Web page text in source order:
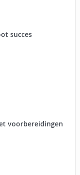
succes
voorbereidingen